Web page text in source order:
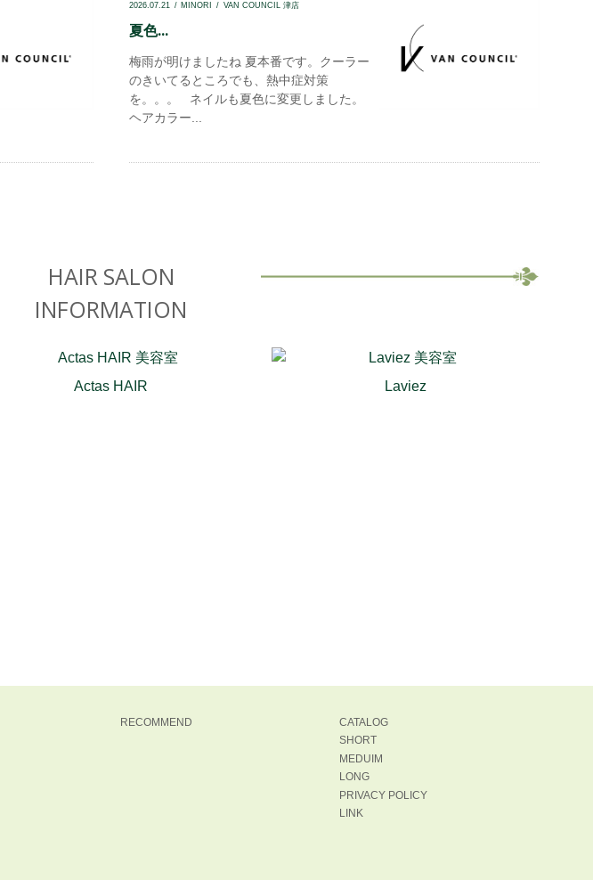
2026.07.21 MINORI VAN COUNCIL 津店
夏色...
梅雨が明けましたね 夏本番です。クーラー
のきいてるところでも、熱中症対策
を。。。 ネイルも夏色に変更しました。
ヘアカラー...
HAIR SALON
INFORMATION
Actas HAIR Laviez
RECOMMEND
CATALOG
SHORT
MEDUIM
LONG
PRIVACY POLICY
LINK